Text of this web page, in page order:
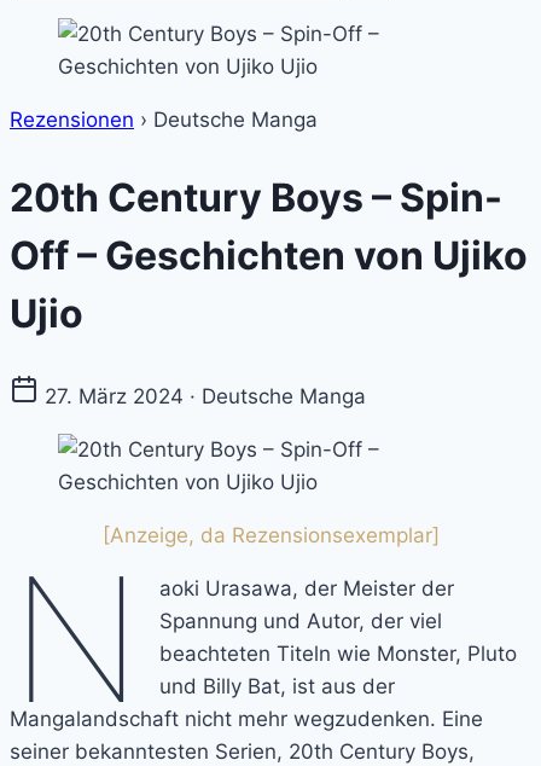
Rezensionen › Deutsche Manga
20th Century Boys – Spin-
Off – Geschichten von Ujiko
Ujio
27. März 2024 · Deutsche Manga
[Anzeige, da Rezensionsexemplar]
N
aoki Urasawa, der Meister der
Spannung und Autor, der viel
beachteten Titeln wie Monster, Pluto
und Billy Bat, ist aus der
Mangalandschaft nicht mehr wegzudenken. Eine
seiner bekanntesten Serien, 20th Century Boys,